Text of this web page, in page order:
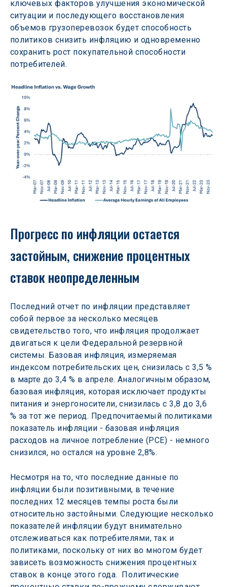
ключевых факторов улучшения экономической
ситуации и последующего восстановления
объемов грузоперевозок будет способность
политиков снизить инфляцию и одновременно
сохранить рост покупательной способности
потребителей.
Прогресс по инфляции остается
застойным, снижение процентных
ставок неопределенным
Последний отчет по инфляции представляет
собой первое за несколько месяцев
свидетельство того, что инфляция продолжает
двигаться к цели Федеральной резервной
системы. Базовая инфляция, измеряемая
индексом потребительских цен, снизилась с 3,5 %
в марте до 3,4 % в апреле. Аналогичным образом,
базовая инфляция, которая исключает продукты
питания и энергоносители, снизилась с 3,8 до 3,6
% за тот же период. Предпочитаемый политиками
показатель инфляции - базовая инфляция
расходов на личное потребление (PCE) - немного
снизился, но остался на уровне 2,8%.
Несмотря на то, что последние данные по
инфляции были позитивными, в течение
последних 12 месяцев темпы роста были
относительно застойными. Следующие несколько
показателей инфляции будут внимательно
отслеживаться как потребителями, так и
политиками, поскольку от них во многом будет
зависеть возможность снижения процентных
ставок в конце этого года.  Политические